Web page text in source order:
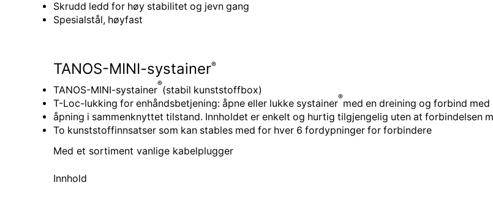
Skrudd ledd for høy stabilitet og jevn gang
Spesialstål, høyfast
TANOS-MINI-systainer®
TANOS-MINI-systainer
®
(stabil kunststoffbox)
T-Loc-lukking for enhåndsbetjening: åpne eller lukke systainer
®
med en dreining og forbind med
åpning i sammenknyttet tilstand. Innholdet er enkelt og hurtig tilgjengelig uten at forbindelsen
To kunststoffinnsatser som kan stables med for hver 6 fordypninger for forbindere
Med et sortiment vanlige kabelplugger
Innhold